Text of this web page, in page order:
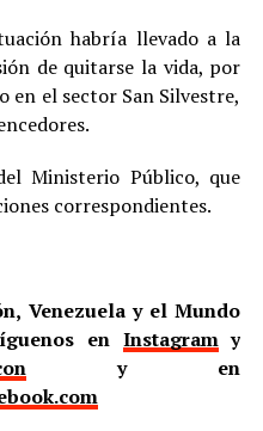
habría llevado a la
de quitarse la vida, por
en el sector San Silvestre,
Ministerio Público, que
correspondientes.
Venezuela y el Mundo
en Instagramy
y en